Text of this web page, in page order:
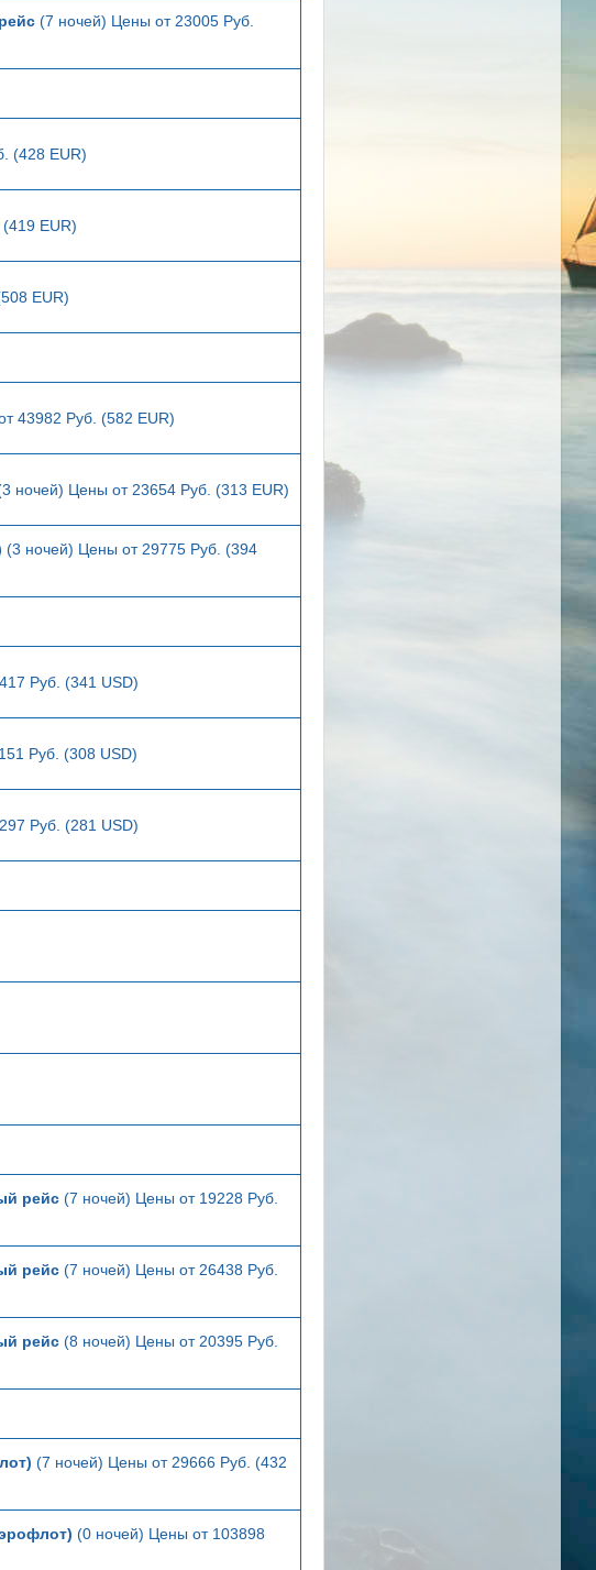
(7 ночей) Цены от 23005 Руб.
(428 EUR)
EUR)
EUR)
43982 Руб. (582 EUR)
ночей) Цены от 23654 Руб. (313 EUR)
(3 ночей) Цены от 29775 Руб. (394
Руб. (341 USD)
Руб. (308 USD)
Руб. (281 USD)
рейс (7 ночей) Цены от 19228 Руб.
рейс (7 ночей) Цены от 26438 Руб.
рейс (8 ночей) Цены от 20395 Руб.
(7 ночей) Цены от 29666 Руб. (432
(0 ночей) Цены от 103898